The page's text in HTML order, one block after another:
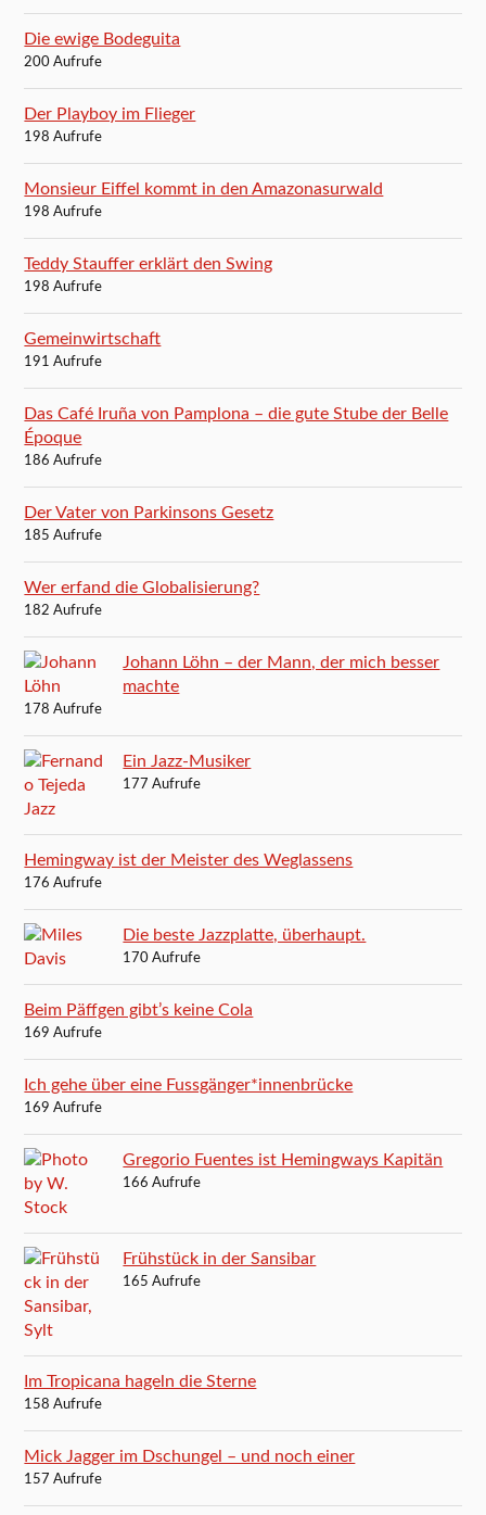
Die ewige Bodeguita
200 Aufrufe
Der Playboy im Flieger
198 Aufrufe
Monsieur Eiffel kommt in den Amazonasurwald
198 Aufrufe
Teddy Stauffer erklärt den Swing
198 Aufrufe
Gemeinwirtschaft
191 Aufrufe
Das Café Iruña von Pamplona – die gute Stube der Belle
Époque
186 Aufrufe
Der Vater von Parkinsons Gesetz
185 Aufrufe
Wer erfand die Globalisierung?
182 Aufrufe
Johann Löhn – der Mann, der mich besser
machte
178 Aufrufe
Ein Jazz-Musiker
177 Aufrufe
Hemingway ist der Meister des Weglassens
176 Aufrufe
Die beste Jazzplatte, überhaupt.
170 Aufrufe
Beim Päffgen gibt’s keine Cola
169 Aufrufe
Ich gehe über eine Fussgänger*innenbrücke
169 Aufrufe
Gregorio Fuentes ist Hemingways Kapitän
166 Aufrufe
Frühstück in der Sansibar
165 Aufrufe
Im Tropicana hageln die Sterne
158 Aufrufe
Mick Jagger im Dschungel – und noch einer
157 Aufrufe